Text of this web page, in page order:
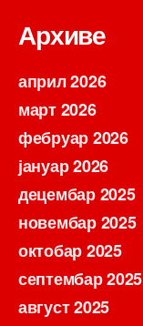
Архиве
април 2026
март 2026
фебруар 2026
јануар 2026
децембар 2025
новембар 2025
октобар 2025
септембар 2025
август 2025